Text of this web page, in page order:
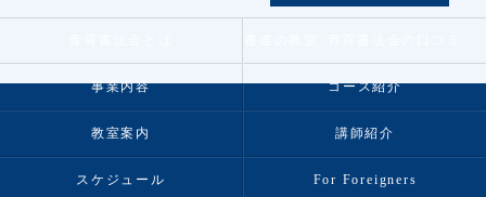
事業内容 コース紹介
教室案内 講師紹介
スケジュール For Foreigners